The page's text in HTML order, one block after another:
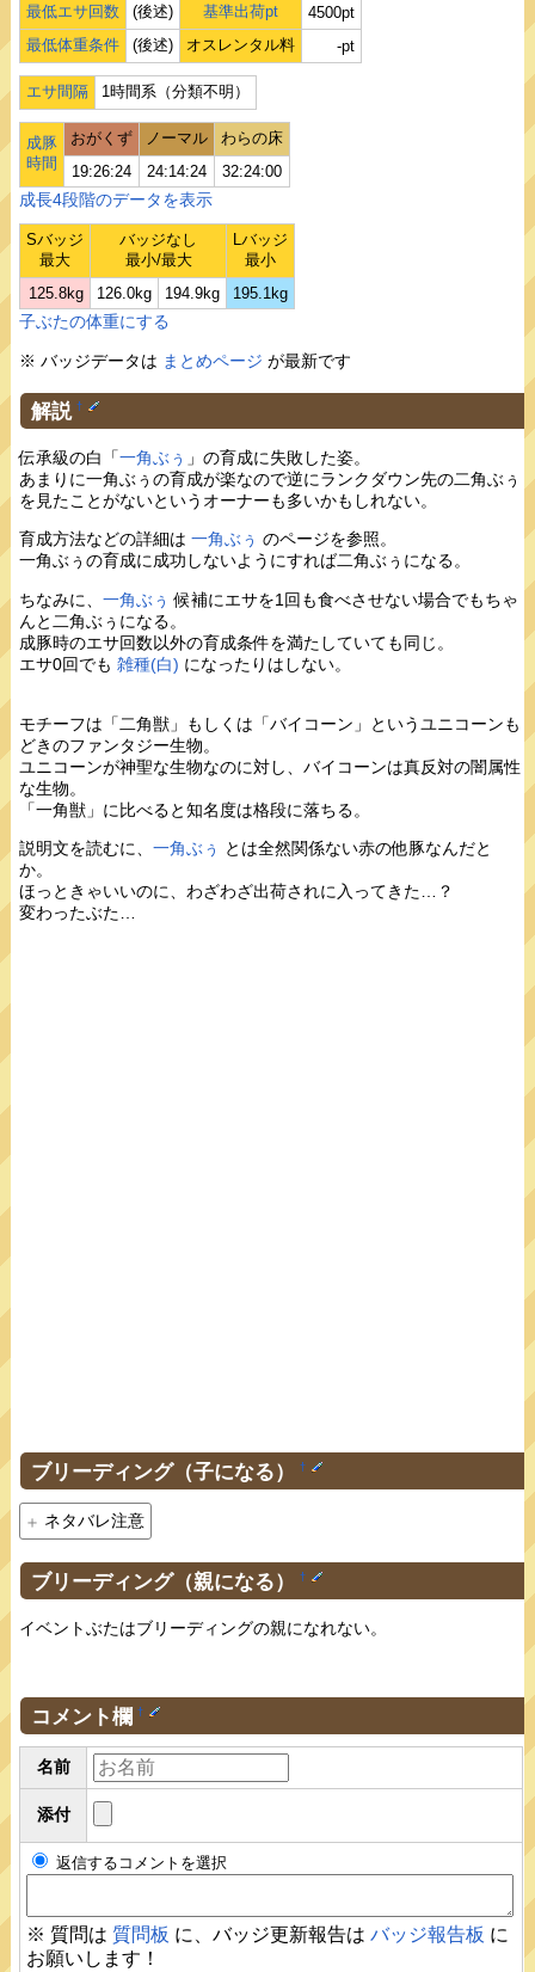
最低エサ回数 (後述) 基準出荷pt
4500pt
最低体重条件
(後述) オスレンタル料 -pt
エサ間隔 1時間系（分類不明）
成豚
時間
おがくず ノーマル
わらの床
19:26:24
24:14:24 32:24:00
成長4段階のデータを表示
Sバッジ
最大
バッジなし
最小/最大
Lバッジ
最小
125.8kg
126.0kg 194.9kg 195.1kg
子ぶたの体重にする
※ バッジデータは まとめページ が最新です
解説 †
伝承級の白「一角ぶぅ 」の育成に失敗した姿。
あまりに一角ぶぅの育成が楽なので逆にランクダウン先の二角ぶぅ
を見たことがないというオーナーも多いかもしれない。
育成方法などの詳細は一角ぶぅ のページを参照。
一角ぶぅの育成に成功しないようにすれば二角ぶぅになる。
ちなみに、一角ぶぅ 候補にエサを1回も食べさせない場合でもちゃ
んと二角ぶぅになる。
成豚時のエサ回数以外の育成条件を満たしていても同じ。
エサ0回でも雑種(白) になったりはしない。
モチーフは「二角獣」もしくは「バイコーン」というユニコーンも
どきのファンタジー生物。
ユニコーンが神聖な生物なのに対し、バイコーンは真反対の闇属性
な生物。
「一角獣」に比べると知名度は格段に落ちる。
説明文を読むに、一角ぶぅ
とは全然関係ない赤の他豚なんだと
か。
ほっときゃいいのに、わざわざ出荷されに入ってきた…？
変わったぶた…
ブリーディング（子になる） †
ネタバレ注意
ブリーディング（親になる） †
イベントぶたはブリーディングの親になれない。
コメント欄 †
名前
添付
返信するコメントを選択
※ 質問は 質問板 に、バッジ更新報告はバッジ報告板 に
お願いします！